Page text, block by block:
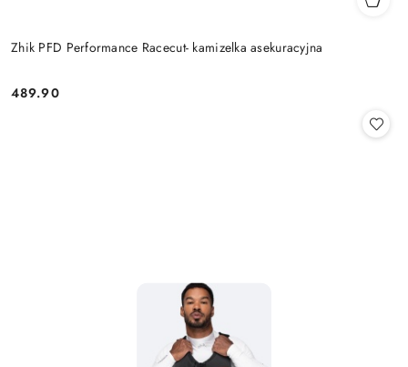
Zhik PFD Performance Racecut- kamizelka asekuracyjna
Cena:
489.90